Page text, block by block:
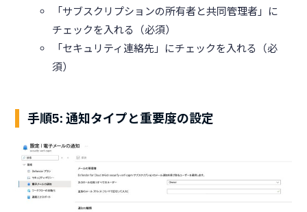
「サブスクリプションの所有者と共同管理者」に
チェックを入れる（必須）
「セキュリティ連絡先」にチェックを入れる（必
須）
手順5: 通知タイプと重要度の設定